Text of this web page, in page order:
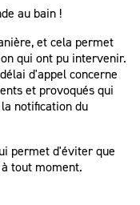
au bain !
et cela permet
qui ont pu intervenir.
d'appel concerne
et provoqués qui
notification du
permet d'éviter que
tout moment.